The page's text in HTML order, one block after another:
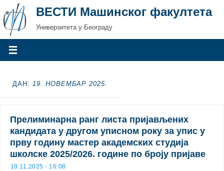
ВЕСТИ Машинског факултета
Универзитета у Београду
ДАН: 19. НОВЕМБАР 2025.
Прелиминарна ранг листа пријављених
кандидата у другом уписном року за упис у
прву годину мастер академских студија
школске 2025/2026. године по броју пријаве
19.11.2025 - 16:08